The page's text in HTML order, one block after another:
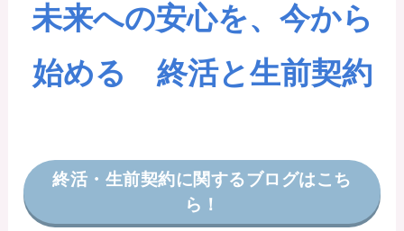
未来への安心を、今から
始める 終活と生前契約
終活・生前契約に関するブログはこち
ら！